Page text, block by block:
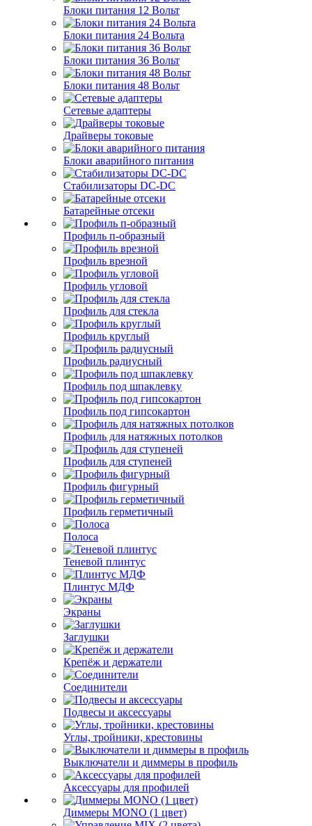
Блоки питания 12 Вольт
Блоки питания 24 Вольта
Блоки питания 36 Вольт
Блоки питания 48 Вольт
Сетевые адаптеры
Драйверы токовые
Блоки аварийного питания
Стабилизаторы DC-DC
Батарейные отсеки
Профиль п-образный
Профиль врезной
Профиль угловой
Профиль для стекла
Профиль круглый
Профиль радиусный
Профиль под шпаклевку
Профиль под гипсокартон
Профиль для натяжных потолков
Профиль для ступеней
Профиль фигурный
Профиль герметичный
Полоса
Теневой плинтус
Плинтус МДФ
Экраны
Заглушки
Крепёж и держатели
Соединители
Подвесы и аксессуары
Углы, тройники, крестовины
Выключатели и диммеры в профиль
Аксессуары для профилей
Диммеры MONO (1 цвет)